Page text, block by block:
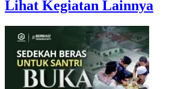
Lihat Kegiatan Lainnya